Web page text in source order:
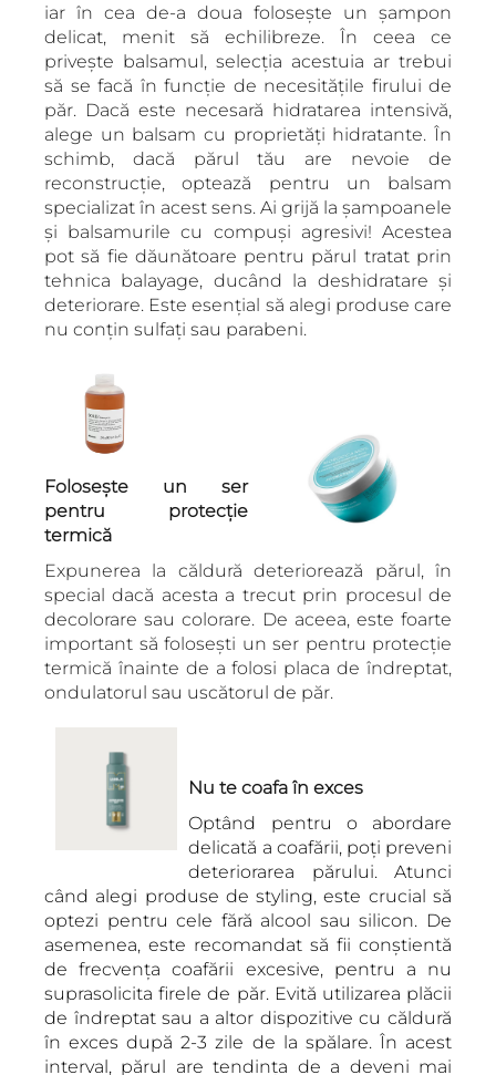
iar în cea de-a doua folosește un șampon
delicat, menit să echilibreze. În ceea ce
privește balsamul, selecția acestuia ar trebui
să se facă în funcție de necesitățile firului de
păr. Dacă este necesară hidratarea intensivă,
alege un balsam cu proprietăți hidratante. În
schimb, dacă părul tău are nevoie de
reconstrucție, optează pentru un balsam
specializat în acest sens. Ai grijă la șampoanele
și balsamurile cu compuși agresivi! Acestea
pot să fie dăunătoare pentru părul tratat prin
tehnica balayage, ducând la deshidratare și
deteriorare. Este esențial să alegi produse care
nu conțin sulfați sau parabeni.
Folosește un ser
pentru protecție
termică
Expunerea la căldură deteriorează părul, în
special dacă acesta a trecut prin procesul de
decolorare sau colorare. De aceea, este foarte
important să folosești un ser pentru protecție
termică înainte de a folosi placa de îndreptat,
ondulatorul sau uscătorul de păr.
Nu te coafa în exces
Optând pentru o abordare
delicată a coafării, poți preveni
deteriorarea părului. Atunci
când alegi produse de styling, este crucial să
optezi pentru cele fără alcool sau silicon. De
asemenea, este recomandat să fii conștientă
de frecvența coafării excesive, pentru a nu
suprasolicita firele de păr. Evită utilizarea plăcii
de îndreptat sau a altor dispozitive cu căldură
în exces după 2-3 zile de la spălare. În acest
interval, părul are tendința de a deveni mai